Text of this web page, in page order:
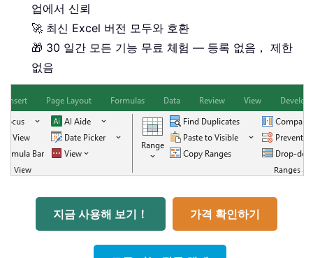
업에서 신뢰
🚀 최신 Excel 버전 모두와 호환
🎁 30 일간 모든 기능 무료 체험 — 등록 없음， 제한
없음
지금 사용해 보기！ 가격 확인하기